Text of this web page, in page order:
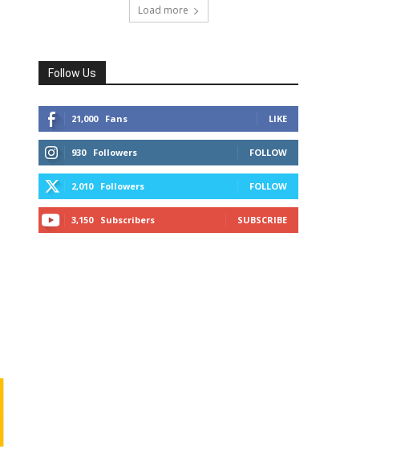
Load more
Follow Us
21,000 Fans LIKE
930 Followers FOLLOW
2,010 Followers FOLLOW
3,150 Subscribers SUBSCRIBE